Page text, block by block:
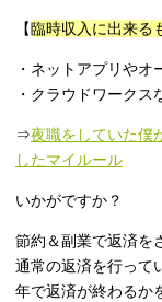
【臨時収入に出来る
・ネットアプリや
・クラウドワーク
⇒夜職をしていた僕
したマイルール
いかがですか？
節約＆副業で返済を
通常の返済を行って
年で返済が終わるか